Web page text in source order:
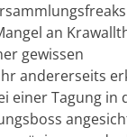
an
gewissen
andererseits
einer Tagung in